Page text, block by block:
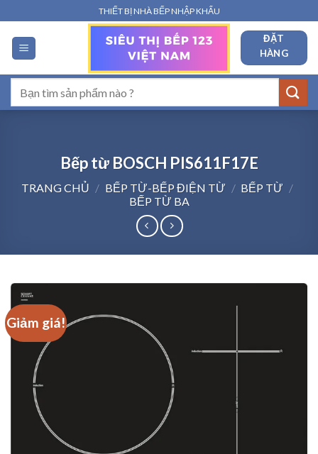
qua
nội
dung
THIẾT BỊ NHÀ BẾP NHẬP KHẨU
ĐẶT
HÀNG
kiếm:
Bếp từ BOSCH PIS611F17E
TRANG CHỦ / BẾP TỪ-BẾP ĐIỆN TỪ / BẾP TỪ /
BẾP TỪ BA
Giảm giá!